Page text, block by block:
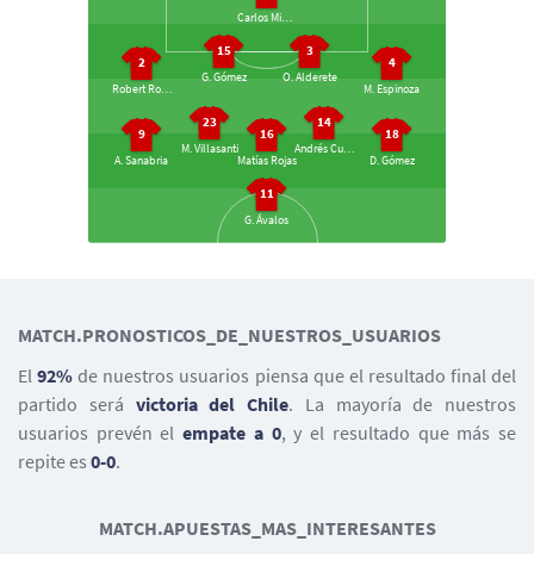
Carlos Miguel
3
O. Alderete
15
G. Gómez
4
M. Espinoza
2
Robert Rojas
14
Andrés Cubas
23
M. Villasanti
16
Matías Rojas
18
D. Gómez
9
A. Sanabria
11
G. Ávalos
G. Maripán Gary Medel
4
Gabriel Suazo
5
Paulo Diaz
18
R. Echeverría E. Pulgar
10
22 19
MATCH.PRONOSTICOS_DE_NUESTROS_USUARIOS
El92% de nuestros usuarios piensa que el resultado final del
partido será victoria del Chile. La mayoría de nuestros
usuarios prevén elempate a 0, y el resultado que más se
repite es 0-0.
MATCH.APUESTAS_MAS_INTERESANTES